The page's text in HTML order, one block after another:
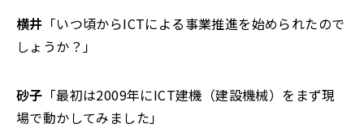
横井 「いつ頃からICTによる事業推進を始められたので
しょうか？」
砂子 「最初は2009年にICT建機（建設機械）をまず現
場で動かしてみました」